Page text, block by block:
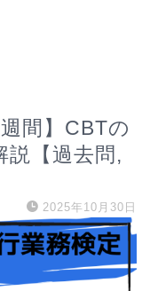
間】CBTの
説【過去問,
2025年10月30日